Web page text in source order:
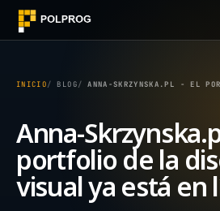
INICIO BLOG ANNA-SKRZYNSKA.PL - EL PORTFOLIO DE LA DISEÑADORA VISUAL YA ESTÁ EN
Anna-
portfolio de la
visual ya está en